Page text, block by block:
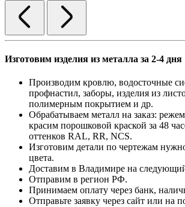
Изготовим изделия из металла за 2-4 дня
Производим кровлю, водосточные
профнастил, заборы, изделия из
полимерным покрытием и др.
Обрабатываем металл на заказ:
красим порошковой краской за 48
оттенков RAL, RR, NCS.
Изготовим детали по чертежам
цвета.
Доставим в Владимире на
Отправим в регион РФ.
Принимаем оплату через банк,
Отправьте заявку через сайт или на